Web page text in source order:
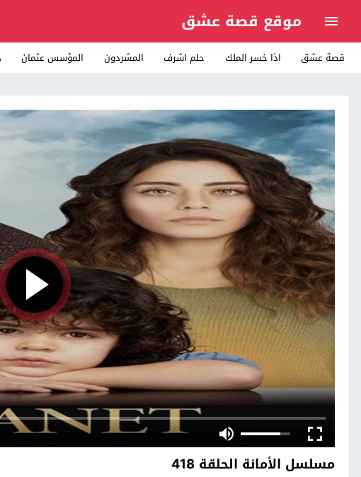
موقع قصة عشق
قصة عشق اذا خسر الملك حلم اشرف المشردون المؤسس عثمان
مسلسل الأمانة الحلقة 418